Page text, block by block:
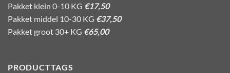
Pakket klein 0-10 KG €17,50
Pakket middel 10-30 KG €37,50
Pakket groot 30+ KG €65,00
PRODUCTTAGS